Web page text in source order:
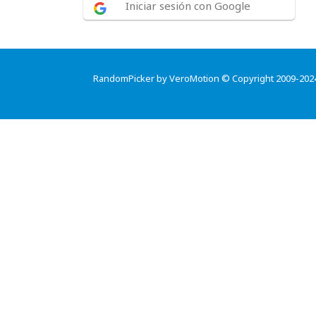
Iniciar sesión con Google
RandomPicker by VeroMotion © Copyright 2009-